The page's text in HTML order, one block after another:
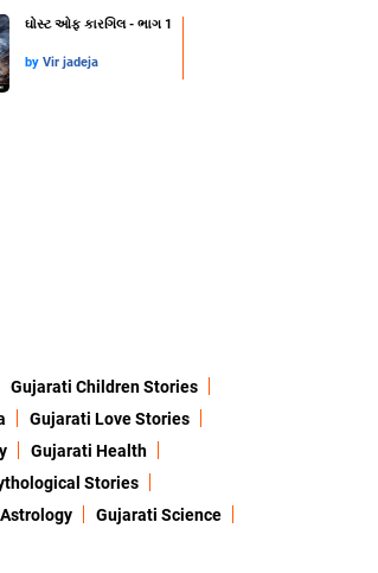
ઘોસ્ટ ઓફ કારગિલ - ભાગ 1
by Vir jadeja
Gujarati Children Stories
Gujarati Love Stories
Gujarati Health
Stories
Gujarati Science